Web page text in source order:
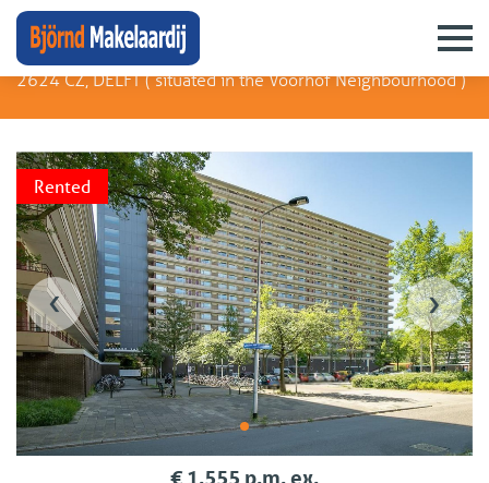
Arthur van Schendelplein 193
2624 CZ, DELFT (situated in the Voorhof Neighbourhood)
Rented
‹ ›
€ 1.555 p.m. ex.